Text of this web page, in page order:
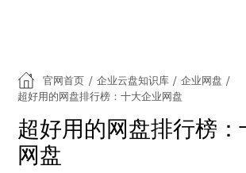
官网首页 / 企业云盘知识库 / 企业网盘 /
超好用的网盘排行榜：十大企业网盘
超好用的网盘排行榜：
网盘